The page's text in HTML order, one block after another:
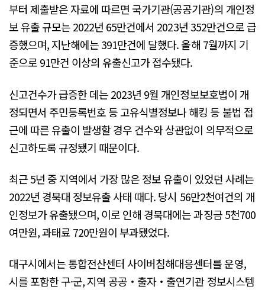
부터 제출받은 자료에 따르면 국가기관(공공기관)의 개인정
보 유출 규모는 2022년 65만건에서 2023년 352만건으로 급
증했으며, 지난해에는 391만건에 달했다. 올해 7월까지 기
준으로 91만건 이상의 유출신고가 접수됐다.
신고건수가 급증한 데는 2023년 9월 개인정보보호법이 개
정되면서 주민등록번호 등 고유식별정보나 해킹 등 불법 접
근에 따른 유출이 발생할 경우 건수와 상관없이 의무적으로
신고하도록 규정됐기 때문이다.
최근 5년 중 지역에서 가장 많은 정보 유출이 있었던 사례는
2022년 경북대 정보유출 사태 때다. 당시 56만2천여건의 개
인정보가 유출됐으며, 이로 인해 경북대에는 과징금 5천700
여만원, 과태료 720만원이 부과됐었다.
대구시에서는 통합전산센터 사이버침해대응센터를 운영,
시를 포함한 구·군, 지역 공공‧출자‧출연기관 정보시스템